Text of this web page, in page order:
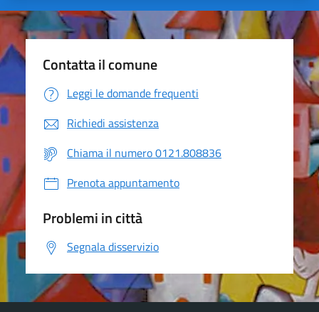
Contatta il comune
Leggi le domande frequenti
Richiedi assistenza
Chiama il numero 0121.808836
Prenota appuntamento
Problemi in città
Segnala disservizio